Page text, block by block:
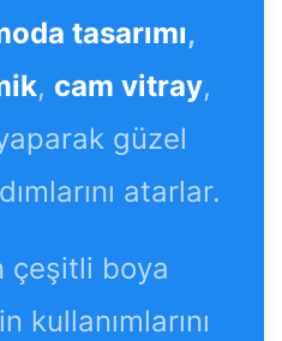
tasarımı,
, cam vitray,
güzel
atarlar.
çeşitli boya
kullanımlarını